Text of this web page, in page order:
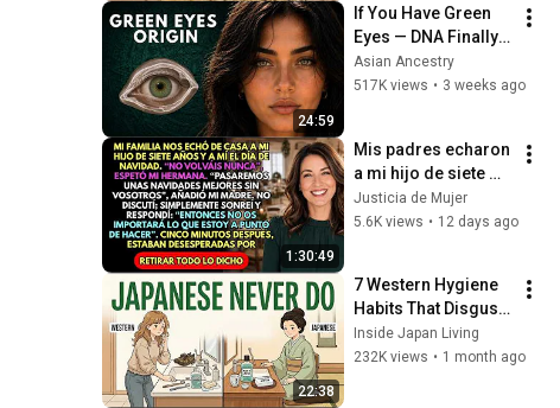
24:59
If You Have Green
Eyes — DNA Finally
Revealed Where
They Really Come
Asian Ancestry
517K views • 3 weeks ago
1:30:49
Mis padres echaron
a mi hijo de siete
años en Navidad…
Cinco minutos
Justicia de Mujer
5.6K views • 12 days ago
22:38
7 Western Hygiene
Habits That Disgust
Japanese People —
Stop Doing These
Inside Japan Living
232K views • 1 month ago